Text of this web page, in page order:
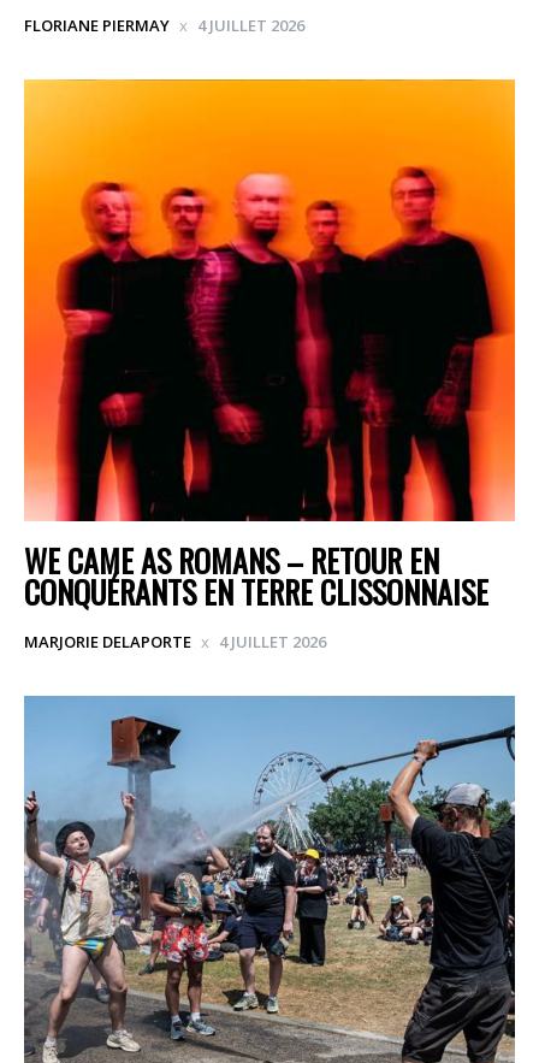
FLORIANE PIERMAY 4 JUILLET 2026
WE CAME AS ROMANS – RETOUR EN
CONQUÉRANTS EN TERRE CLISSONNAISE
MARJORIE DELAPORTE 4 JUILLET 2026